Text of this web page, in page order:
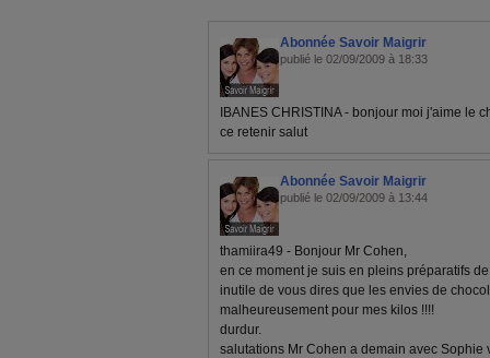
Abonnée Savoir Maigrir
publié le 02/09/2009 à 18:33
IBANES CHRISTINA - bonjour moi j'aime le
ce retenir salut
Abonnée Savoir Maigrir
publié le 02/09/2009 à 13:44
thamiira49 - Bonjour Mr Cohen,
en ce moment je suis en pleins préparatifs
inutile de vous dires que les envies de
malheureusement pour mes kilos !!!!
durdur.
salutations Mr Cohen a demain avec